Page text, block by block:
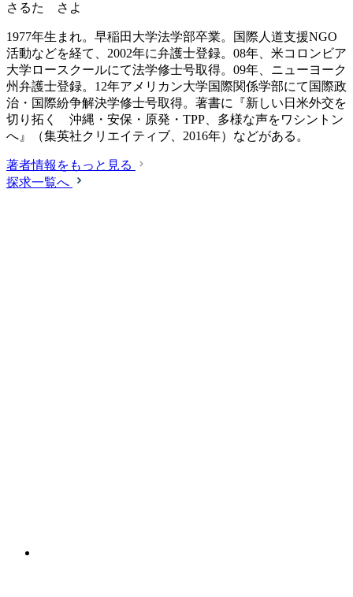
さるた さよ
1977年生まれ。早稲田大学法学部卒業。国際人道支援NGO
活動などを経て、2002年に弁護士登録。08年、米コロンビア
大学ロースクールにて法学修士号取得。09年、ニューヨーク
州弁護士登録。12年アメリカン大学国際関係学部にて国際政
治・国際紛争解決学修士号取得。著書に『新しい日米外交を
切り拓く 沖縄・安保・原発・TPP、多様な声をワシントン
へ』（集英社クリエイティブ、2016年）などがある。
著者情報をもっと見る
探求一覧へ